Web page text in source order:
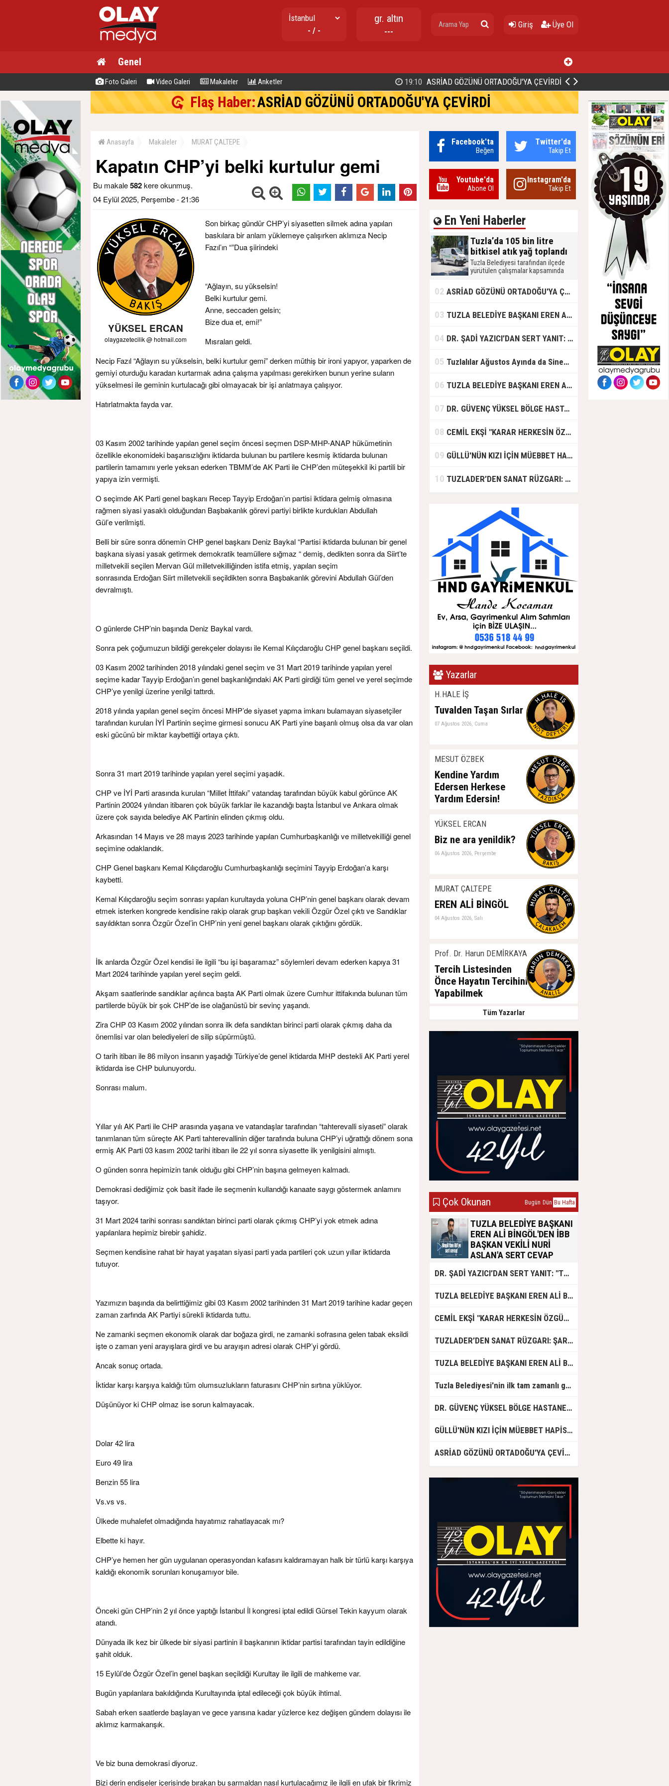
- / -
gr. altın
---
Giriş Üye Ol
Genel
Foto Galeri Video Galeri Makaleler Anketler TUZLA BELEDİYE BAŞKANI EREN ALİ BİNGÖL’DEN İBB’YE SORULAR: "O ZAMAN NEDEN GÖRMEDİNİZ?
Flaş Haber:ASRİAD GÖZÜNÜ ORTADOĞU'YA ÇEVİRDİ
Anasayfa Makaleler MURAT ÇALTEPE
Kapatın CHP’yi belki kurtulur gemi
Bu makale582kere okunmuş.
04 Eylül 2025, Perşembe - 21:36
YÜKSEL ERCAN
olaygazetecilik @ hotmail.com
Son birkaç gündür CHP’yi siyasetten silmek adına yapılan
baskılara bir anlam yüklemeye çalışırken aklımıza Necip
Fazıl’ın “”Dua şiirindeki
“Ağlayın, su yükselsin!
Belki kurtulur gemi.
Anne, seccaden gelsin;
Bize dua et, emi!”
Mısraları geldi.
Necip Fazıl “Ağlayın su yükselsin, belki kurtulur gemi” derken müthiş bir ironi yapıyor, yaparken de
gemiyi oturduğu karadan kurtarmak adına çalışma yapılması gerekirken bunun yerine suların
yükselmesi ile geminin kurtulacağı gibi olmayacak bir işi anlatmaya çalışıyor.
Hatırlatmakta fayda var.
03 Kasım 2002 tarihinde yapılan genel seçim öncesi seçmen DSP-MHP-ANAP hükümetinin
özellikle ekonomideki başarısızlığını iktidarda bulunan bu partilere kesmiş iktidarda bulunan
partilerin tamamını yerle yeksan ederken TBMM’de AK Parti ile CHP’den müteşekkil iki partili bir
yapıya izin vermişti.
O seçimde AK Parti genel başkanı Recep Tayyip Erdoğan’ın partisi iktidara gelmiş olmasına
rağmen siyasi yasaklı olduğundan Başbakanlık görevi partiyi birlikte kurdukları Abdullah
Gül’e verilmişti.
Belli bir süre sonra dönemin CHP genel başkanı Deniz Baykal “Partisi iktidarda bulunan bir genel
başkana siyasi yasak getirmek demokratik teamüllere sığmaz “ demiş, dedikten sonra da Siirt’te
milletvekili seçilen Mervan Gül milletvekilliğinden istifa etmiş, yapılan seçim
sonrasında Erdoğan Siirt milletvekili seçildikten sonra Başbakanlık görevini Abdullah Gül’den
devralmıştı.
O günlerde CHP’nin başında Deniz Baykal vardı.
Sonra pek çoğumuzun bildiği gerekçeler dolayısı ile Kemal Kılıçdaroğlu CHP genel başkanı seçildi.
03 Kasım 2002 tarihinden 2018 yılındaki genel seçim ve 31 Mart 2019 tarihinde yapılan yerel
seçime kadar Tayyip Erdoğan’ın genel başkanlığındaki AK Parti girdiği tüm genel ve yerel seçimde
CHP’ye yenilgi üzerine yenilgi tattırdı.
2018 yılında yapılan genel seçim öncesi MHP’de siyaset yapma imkanı bulamayan siyasetçiler
tarafından kurulan İYİ Partinin seçime girmesi sonucu AK Parti yine başarılı olmuş olsa da var olan
eski gücünü bir miktar kaybettiği ortaya çıktı.
Sonra 31 mart 2019 tarihinde yapılan yerel seçimi yaşadık.
CHP ve İYİ Parti arasında kurulan “Millet İttifakı” vatandaş tarafından büyük kabul görünce AK
Partinin 20024 yılından itibaren çok büyük farklar ile kazandığı başta İstanbul ve Ankara olmak
üzere çok sayıda belediye AK Partinin elinden çıkmış oldu.
Arkasından 14 Mayıs ve 28 mayıs 2023 tarihinde yapılan Cumhurbaşkanlığı ve milletvekilliği genel
seçimine odaklandık.
CHP Genel başkanı Kemal Kılıçdaroğlu Cumhurbaşkanlığı seçimini Tayyip Erdoğan’a karşı
kaybetti.
Kemal Kılıçdaroğlu seçim sonrası yapılan kurultayda yoluna CHP’nin genel başkanı olarak devam
etmek isterken kongrede kendisine rakip olarak grup başkan vekili Özgür Özel çıktı ve Sandıklar
sayıldıktan sonra Özgür Özel’in CHP’nin yeni genel başkanı olarak çıktığını gördük.
İlk anlarda Özgür Özel kendisi ile ilgili “bu işi başaramaz” söylemleri devam ederken kapıya 31
Mart 2024 tarihinde yapılan yerel seçim geldi.
Akşam saatlerinde sandıklar açılınca başta AK Parti olmak üzere Cumhur ittifakında bulunan tüm
partilerde büyük bir şok CHP’de ise olağanüstü bir sevinç yaşandı.
Zira CHP 03 Kasım 2002 yılından sonra ilk defa sandıktan birinci parti olarak çıkmış daha da
önemlisi var olan belediyeleri de silip süpürmüştü.
O tarih itibarı ile 86 milyon insanın yaşadığı Türkiye’de genel iktidarda MHP destekli AK Parti yerel
iktidarda ise CHP bulunuyordu.
Sonrası malum.
Yıllar yılı AK Parti ile CHP arasında yaşana ve vatandaşlar tarafından “tahterevalli siyaseti” olarak
tanımlanan tüm süreçte AK Parti tahterevallinin diğer tarafında buluna CHP’yi uğrattığı dönem sona
ermiş AK Parti 03 kasım 2002 tarihi itibarı ile 22 yıl sonra siyasette ilk yenilgisini almıştı.
O günden sonra hepimizin tanık olduğu gibi CHP’nin başına gelmeyen kalmadı.
Demokrasi dediğimiz çok basit ifade ile seçmenin kullandığı kanaate saygı göstermek anlamını
taşıyor.
31 Mart 2024 tarihi sonrası sandıktan birinci parti olarak çıkmış CHP’yi yok etmek adına
yapılanlara hepimiz birebir şahidiz.
Seçmen kendisine rahat bir hayat yaşatan siyasi parti yada partileri çok uzun yıllar iktidarda
tutuyor.
Yazımızın başında da belirttiğimiz gibi 03 Kasım 2002 tarihinden 31 Mart 2019 tarihine kadar geçen
zaman zarfında AK Partiyi sürekli iktidarda tuttu.
Ne zamanki seçmen ekonomik olarak dar boğaza girdi, ne zamanki sofrasına gelen tabak eksildi
işte o zaman yeni arayışlara girdi ve bu arayışın adresi olarak CHP’yi gördü.
Ancak sonuç ortada.
İktidar karşı karşıya kaldığı tüm olumsuzlukların faturasını CHP’nin sırtına yüklüyor.
Düşünüyor ki CHP olmaz ise sorun kalmayacak.
Dolar 42 lira
Euro 49 lira
Benzin 55 lira
Vs.vs vs.
Ülkede muhalefet olmadığında hayatımız rahatlayacak mı?
Elbette ki hayır.
CHP’ye hemen her gün uygulanan operasyondan kafasını kaldıramayan halk bir türlü karşı karşıya
kaldığı ekonomik sorunları konuşamıyor bile.
Önceki gün CHP’nin 2 yıl önce yaptığı İstanbul İl kongresi iptal edildi Gürsel Tekin kayyum olarak
atandı.
Dünyada ilk kez bir ülkede bir siyasi partinin il başkanının iktidar partisi tarafından tayin edildiğine
şahit olduk.
15 Eylül’de Özgür Özel’in genel başkan seçildiği Kurultay ile ilgili de mahkeme var.
Bugün yapılanlara bakıldığında Kurultayında iptal edileceği çok büyük ihtimal.
Sabah erken saatlerde başlayan ve gece yarısına kadar yüzlerce kez değişen gündem dolayısı ile
aklımız karmakarışık.
Ve biz buna demokrasi diyoruz.
Bizi derin endişeler içerisinde bırakan bu sarmaldan nasıl kurtulacağımız ile ilgili en ufak bir fikrimiz
Facebook'ta
Beğen
Twitter'da
Takip Et
Youtube'da
Abone Ol
Instagram'da
Takip Et
En Yeni Haberler
Tuzla’da 105 bin litre
bitkisel atık yağ toplandı
Tuzla Belediyesi tarafından ilçede
yürütülen çalışmalar kapsamında
yağ toplandı. Muhtarlık, okul, mahalle
merkezi, mobil atık getirme merkezi,
yağlar, biodizel üretiminde
kullanılmak üzere geri dönüşüme
02 ASRİAD GÖZÜNÜ ORTADOĞU'YA ÇEVİRDİ
03 TUZLA BELEDİYE BAŞKANI EREN ALİ BİNGÖL’DEN İBB’YE SORULAR: "O ZAMAN NEDEN GÖRMEDİNİZ?
04 DR. ŞADİ YAZICI’DAN SERT YANIT: "TUZLA’YA YÖNELİK KİN VE HIRSIN TUTARSIZLIKLAR MANZUMESİ"
05 Tuzlalılar Ağustos Ayında da Sinemaya Doyacak
06 TUZLA BELEDİYE BAŞKANI EREN ALİ BİNGÖL'DEN İBB BAŞKAN VEKİLİ NURİ ASLAN'A SERT CEVAP
07 DR. GÜVENÇ YÜKSEL BÖLGE HASTANESİ'NDE ÇALIŞMAYA BAŞLADI
08 CEMİL EKŞİ "KARAR HERKESİN ÖZGÜRLÜĞÜ"
09 GÜLLÜ'NÜN KIZI İÇİN MÜEBBET HAPİS CEZASI İSTENDİ!
10 TUZLADER’DEN SANAT RÜZGARI: ŞARKILAR TUZLA İÇİN SÖYLENDİ
Yazarlar
H.HALE İŞ
Tuvalden Taşan Sırlar
07 Ağustos 2026, Cuma
MESUT ÖZBEK
Kendine Yardım
Edersen Herkese
Yardım Edersin!
YÜKSEL ERCAN
Biz ne ara yenildik?
06 Ağustos 2026, Perşembe
MURAT ÇALTEPE
EREN ALİ BİNGÖL
04 Ağustos 2026, Salı
Prof. Dr. Harun DEMİRKAYA
Tercih Listesinden
Önce Hayatın Tercihini
Yapabilmek
Tüm Yazarlar
Çok Okunan Bugün Dün Bu Hafta
TUZLA BELEDİYE BAŞKANI
EREN ALİ BİNGÖL'DEN İBB
BAŞKAN VEKİLİ NURİ
ASLAN'A SERT CEVAP
Bingöl, İBB Başkan Vekili Nuri
açıklamalarına yazılı bir basın
açıklamasıyla yanıt verdi. Konunun
Tuzlalının geleceğini ilgilendiren
hayati bir sorun olduğunu vurgulayan
2024 yıllarına ait olduğunu belirtti.
DR. ŞADİ YAZICI’DAN SERT YANIT: "TUZLA’YA YÖNELİK KİN VE HIRSIN TUTARSIZLIKLAR MANZUMESİ"
TUZLA BELEDİYE BAŞKANI EREN ALİ BİNGÖL AK PARTİ'DE
CEMİL EKŞİ "KARAR HERKESİN ÖZGÜRLÜĞÜ"
TUZLADER’DEN SANAT RÜZGARI: ŞARKILAR TUZLA İÇİN SÖYLENDİ
TUZLA BELEDİYE BAŞKANI EREN ALİ BİNGÖL’DEN İBB’YE SORULAR: "O ZAMAN NEDEN GÖRMEDİNİZ?
Tuzla Belediyesi'nin ilk tam zamanlı gündüz bakımevi için ön kayıtlar başlıyor
DR. GÜVENÇ YÜKSEL BÖLGE HASTANESİ'NDE ÇALIŞMAYA BAŞLADI
GÜLLÜ'NÜN KIZI İÇİN MÜEBBET HAPİS CEZASI İSTENDİ!
ASRİAD GÖZÜNÜ ORTADOĞU'YA ÇEVİRDİ